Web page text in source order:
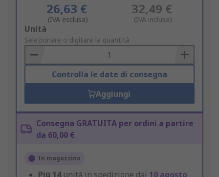
26,63 €
(IVA esclusa)
32,49 €
(IVA inclusa)
Add
to
Basket
Unità
Selezionare o digitare la quantità
Controlla le date di consegna
Aggiungi
Consegna GRATUITA per ordini a partire
da 60,00 €
In magazzino
Più 14 unità in spedizione dal 10 agosto